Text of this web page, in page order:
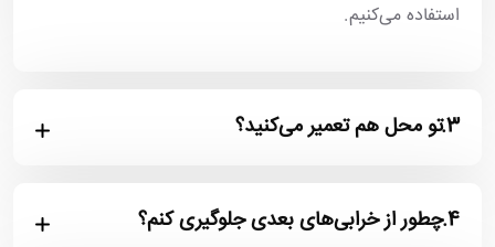
استفاده می‌کنیم.
3.تو محل هم تعمیر می‌کنید؟
4.چطور از خرابی‌های بعدی جلوگیری کنم؟